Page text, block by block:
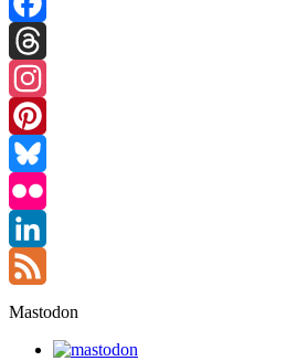
Facebook
Threads
Instagram
Pinterest
Bluesky
Flickr
LinkedIn
Feed
Mastodon